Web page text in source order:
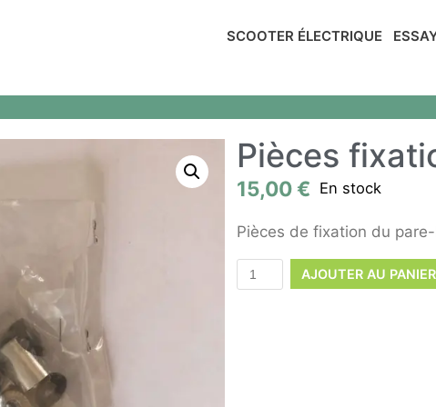
SCOOTER ÉLECTRIQUE
Pièces
15,00€ En stock
Pièces de fixation du
AJOUTER AU PANIER